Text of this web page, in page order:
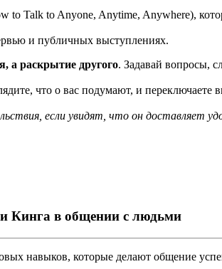
Talk to Anyone, Anytime, Anywhere),
и публичных выступлениях.
а раскрытие другого. Задавай вопросы,
что о вас подумают, и переключаете
если увидят, что он доставляет
Кинга в общении с людьми
навыков, которые делают общение